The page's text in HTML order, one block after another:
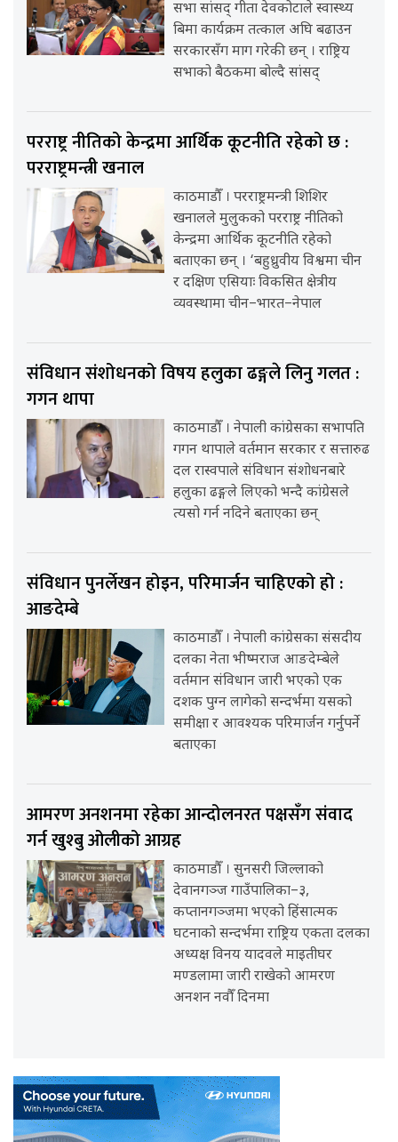
सभा सांसद् गीता देवकोटाले स्वास्थ्य
बिमा कार्यक्रम तत्काल अघि बढाउन
सरकारसँग माग गरेकी छन् । राष्ट्रिय
सभाको बैठकमा बोल्दै सांसद्
परराष्ट्र नीतिको केन्द्रमा आर्थिक कूटनीति रहेको छ :
परराष्ट्रमन्त्री खनाल
काठमाडौँ । परराष्ट्रमन्त्री शिशिर
खनालले मुलुकको परराष्ट्र नीतिको
केन्द्रमा आर्थिक कूटनीति रहेको
बताएका छन् । ‘बहुध्रुवीय विश्वमा चीन
र दक्षिण एसियाः विकसित क्षेत्रीय
व्यवस्थामा चीन–भारत–नेपाल
संविधान संशोधनको विषय हलुका ढङ्गले लिनु गलत :
गगन थापा
काठमाडौँ । नेपाली कांग्रेसका सभापति
गगन थापाले वर्तमान सरकार र सत्तारुढ
दल रास्वपाले संविधान संशोधनबारे
हलुका ढङ्गले लिएको भन्दै कांग्रेसले
त्यसो गर्न नदिने बताएका छन्
संविधान पुनर्लेखन होइन, परिमार्जन चाहिएको हो :
आङदेम्बे
काठमाडौँ । नेपाली कांग्रेसका संसदीय
दलका नेता भीष्मराज आङदेम्बेले
वर्तमान संविधान जारी भएको एक
दशक पुग्न लागेको सन्दर्भमा यसको
समीक्षा र आवश्यक परिमार्जन गर्नुपर्ने
बताएका
आमरण अनशनमा रहेका आन्दोलनरत पक्षसँग संवाद
गर्न खुश्बु ओलीको आग्रह
काठमाडौँ । सुनसरी जिल्लाको
देवानगञ्ज गाउँपालिका–३,
कप्तानगञ्जमा भएको हिंसात्मक
घटनाको सन्दर्भमा राष्ट्रिय एकता दलका
अध्यक्ष विनय यादवले माइतीघर
मण्डलामा जारी राखेको आमरण
अनशन नवौँ दिनमा